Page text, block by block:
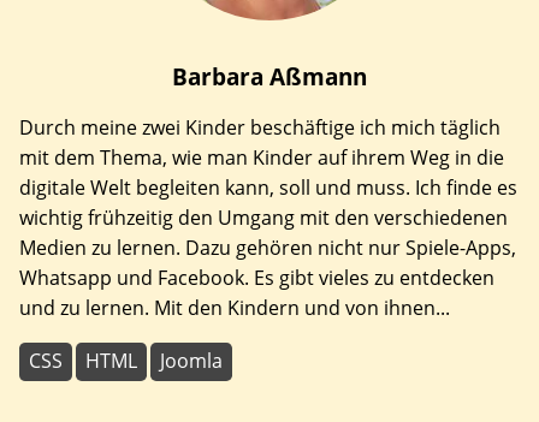
Barbara Aßmann
Durch meine zwei Kinder beschäftige ich mich täglich
mit dem Thema, wie man Kinder auf ihrem Weg in die
digitale Welt begleiten kann, soll und muss. Ich finde es
wichtig frühzeitig den Umgang mit den verschiedenen
Medien zu lernen. Dazu gehören nicht nur Spiele-Apps,
Whatsapp und Facebook. Es gibt vieles zu entdecken
und zu lernen. Mit den Kindern und von ihnen...
CSS HTML Joomla